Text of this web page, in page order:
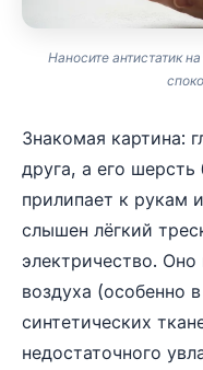
Наносите антистатик
Знакомая картина:
друга, а его
прилипает к рукам
слышен лёгкий
электричество. Оно
воздуха (особенно
синтетических
недостаточного